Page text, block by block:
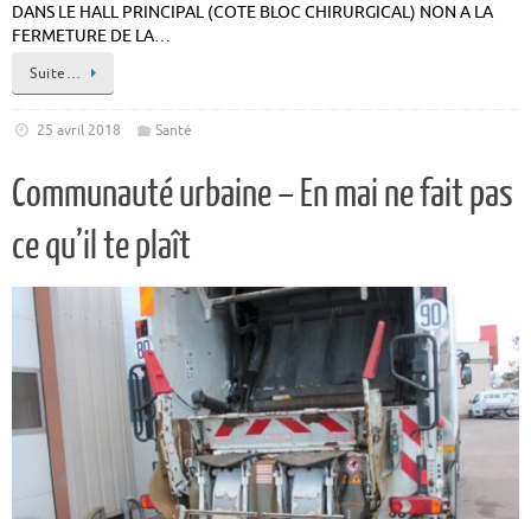
DANS LE HALL PRINCIPAL (COTE BLOC CHIRURGICAL) NON A LA
FERMETURE DE LA…
Suite…
25 avril 2018 Santé
Communauté urbaine – En mai ne fait pas
ce qu’il te plaît